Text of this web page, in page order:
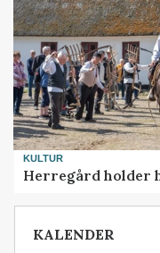
KULTUR
Herregård holder
KALENDER